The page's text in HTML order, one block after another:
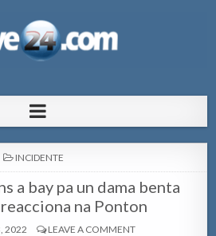
pa Aruba
POSTED
INCIDENTE
a bay pa un dama benta
na Ponton
2022 LEAVE A COMMENT